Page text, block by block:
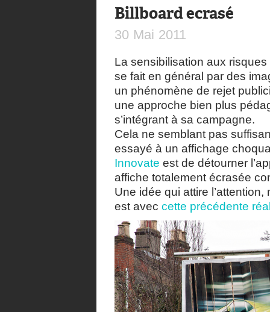
Billboard ecrasé
30 Mai 2011
La sensibilisation aux
se fait en général par des
un phénomène de rejet
une approche bien plus
s’intégrant à sa campagne.
Cela ne semblant pas
essayé à un affichage
Innovate est de détourner
affiche totalement écrasée
Une idée qui attire
est avec cette précédente